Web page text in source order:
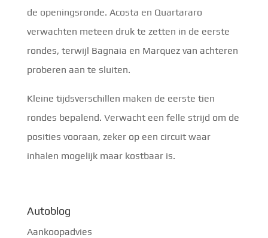
de openingsronde. Acosta en Quartararo
verwachten meteen druk te zetten in de eerste
rondes, terwijl Bagnaia en Marquez van achteren
proberen aan te sluiten.
Kleine tijdsverschillen maken de eerste tien
rondes bepalend. Verwacht een felle strijd om de
posities vooraan, zeker op een circuit waar
inhalen mogelijk maar kostbaar is.
Autoblog
Aankoopadvies